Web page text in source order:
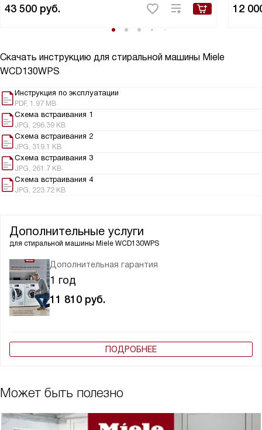
43 500 руб. 12
Скачать инструкцию для стиральной машины Miele
WCD130WPS
Инструкция по эксплуатации
PDF, 1.97 MB
Схема встраивания 1
JPG, 296.39 KB
Схема встраивания 2
JPG, 319.1 KB
Схема встраивания 3
JPG, 261.7 KB
Схема встраивания 4
JPG, 223.72 KB
Дополнительные услуги
для стиральной машины Miele WCD130WPS
Дополнительная гарантия
1 год
11 810 руб.
ПОДРОБНЕЕ
Может быть полезно